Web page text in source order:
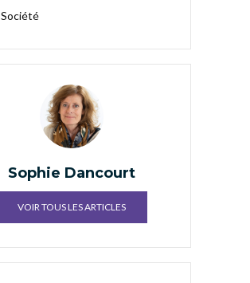
Société
Sophie Dancourt
VOIR TOUS LES ARTICLES